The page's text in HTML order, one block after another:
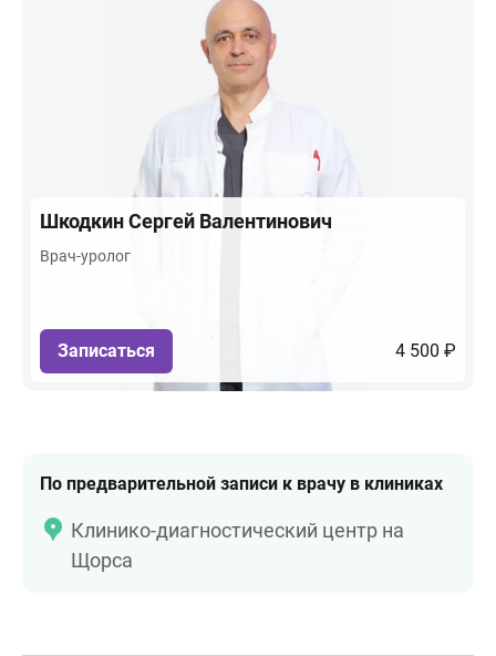
ШкодкинСергей Валентинович
Врач-уролог
Записаться 4 500 ₽
По предварительной записи к врачу в клиниках
Клинико-диагностический центр на
Щорса